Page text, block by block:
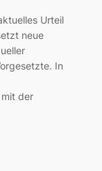
Urteil
neue
In
der